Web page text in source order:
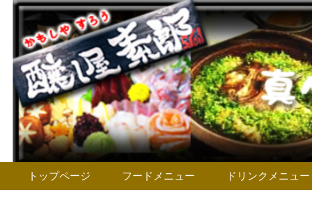
トップページ フードメニュー ドリンクメニュー